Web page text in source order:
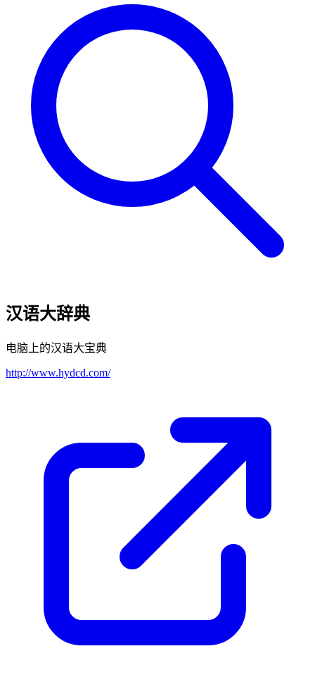
汉语大辞典
电脑上的汉语大宝典
http://www.hydcd.com/